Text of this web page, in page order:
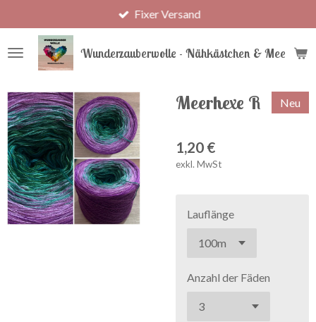
Hauptinhalt
springen
Wunderzauberwolle - Nähkästchen & Meer
Fixer Versand
Meerhexe R Neu
1,20 €
exkl. MwSt
Lauflänge
Anzahl der Fäden